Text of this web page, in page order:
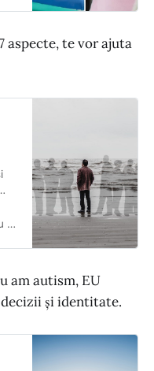
aspecte, te vor ajuta
am autism, EU
și identitate.